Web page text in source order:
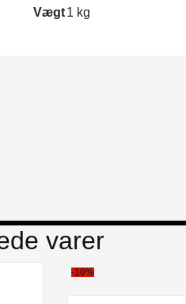
Vægt1 kg
varer
-10%